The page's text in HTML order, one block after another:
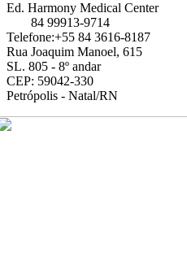
Ed. Harmony Medical Center
84 99913-9714
Telefone:+55 84 3616-8187
Rua Joaquim Manoel, 615
SL. 805 - 8º andar
CEP: 59042-330
Petrópolis - Natal/RN